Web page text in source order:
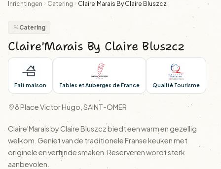
Inrichtingen Catering Claire'Marais By Claire Bluszcz
Catering
Claire'Marais By Claire Bluszcz
Fait maison Tables et Auberges de France Qualité Tourisme
8 Place Victor Hugo, SAINT-OMER
Claire'Marais by Claire Bluszcz biedt een warm en gezellig
welkom. Geniet van de traditionele Franse keuken met
originele en verfijnde smaken. Reserveren wordt sterk
aanbevolen.